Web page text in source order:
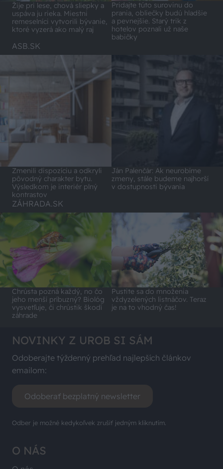
Žije pri lese, chová sliepky a
uspáva ju rieka. Miestni
remeselníci vytvorili bývanie,
ktoré vyzerá ako malý raj
Pridajte túto surovinu do
prania, obliečky budú hladšie
a pevnejšie. Starý trik z
hotelov poznali už naše
babičky
ASB.SK
Zmenili dispozíciu a odkryli
pôvodný charakter bytu.
Výsledkom je interiér plný
kontrastov
Ján Palenčár: Ak neurobíme
zmeny, stále budeme najhorší
v dostupnosti bývania
ZÁHRADA.SK
Chrústa pozná každý, no čo
jeho menší príbuzný? Biológ
vysvetľuje, či chrústik škodí
záhrade
Pustite sa do množenia
vždyzelených listnáčov. Teraz
je na to vhodný čas!
O NÁS
NOVINKY Z UROB SI SÁM
Odoberajte týždenný prehľad najlepších článkov
emailom:
Odoberať bezplatný newsletter
Odber je možné kedykoľvek zrušiť jedným kliknutím.